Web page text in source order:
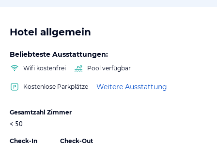
Hotel allgemein
Beliebteste Ausstattungen:
Wifi kostenfrei Pool verfügbar
Kostenlose Parkplätze Weitere Ausstattung
Gesamtzahl Zimmer
< 50
Check-In Check-Out